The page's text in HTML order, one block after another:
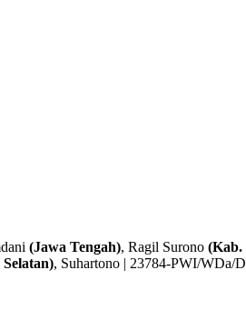
(Jawa Tengah), Ragil Surono (Kab.
, Suhartono | 23784-PWI/WDa/